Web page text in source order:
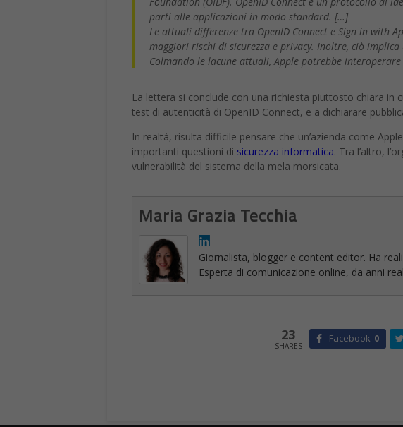
parti alle applicazioni in modo standard. […]
Le attuali differenze tra OpenID Connect e Sign in with
maggiori rischi di sicurezza e privacy. Inoltre, ciò
Colmando le lacune attuali, Apple potrebbe
La lettera si conclude con una richiesta piuttosto chiara in
test di autenticità di OpenID Connect, e a dichiarare
In realtà, risulta difficile pensare che un’azienda come
importanti questioni di sicurezza informatica. Tra l’altro,
vulnerabilità del sistema della mela morsicata.
Maria Grazia Tecchia
Giornalista, blogger e content editor. Ha
Esperta di comunicazione online, da anni
23
SHARES
Facebook 0